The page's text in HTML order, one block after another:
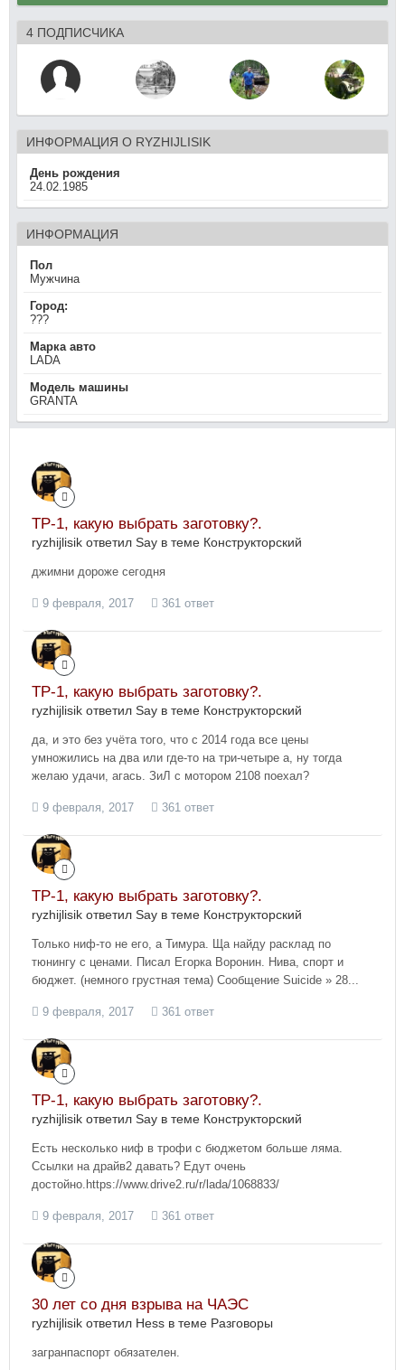
4 ПОДПИСЧИКА
ИНФОРМАЦИЯ О RYZHIJLISIK
День рождения
24.02.1985
ИНФОРМАЦИЯ
Пол
Мужчина
Город:
???
Марка авто
LADA
Модель машины
GRANTA
ТР-1, какую выбрать заготовку?.
ryzhijlisik ответил Say в теме Конструкторский
джимни дороже сегодня
9 февраля, 2017 361 ответ
ТР-1, какую выбрать заготовку?.
ryzhijlisik ответил Say в теме Конструкторский
да, и это без учёта того, что с 2014 года все цены
умножились на два или где-то на три-четыре а, ну тогда
желаю удачи, агась. ЗиЛ с мотором 2108 поехал?
9 февраля, 2017 361 ответ
ТР-1, какую выбрать заготовку?.
ryzhijlisik ответил Say в теме Конструкторский
Только ниф-то не его, а Тимура. Ща найду расклад по
тюнингу с ценами. Писал Егорка Воронин. Нива, спорт и
бюджет. (немного грустная тема) Сообщение Suicide » 28...
9 февраля, 2017 361 ответ
ТР-1, какую выбрать заготовку?.
ryzhijlisik ответил Say в теме Конструкторский
Есть несколько ниф в трофи с бюджетом больше ляма.
Ссылки на драйв2 давать? Едут очень
достойно.https://www.drive2.ru/r/lada/1068833/
9 февраля, 2017 361 ответ
30 лет со дня взрыва на ЧАЭС
ryzhijlisik ответил Hess в теме Разговоры
загранпаспорт обязателен.